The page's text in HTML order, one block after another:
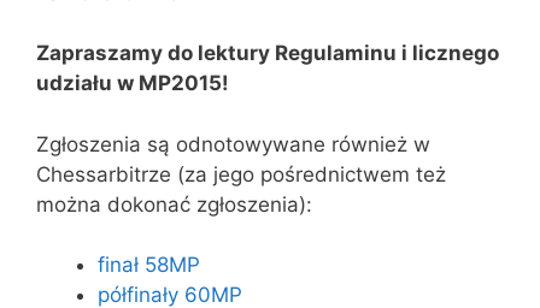
Zapraszamy do lektury Regulaminu i licznego
udziału w MP2015!
Zgłoszenia są odnotowywane również w
Chessarbitrze (za jego pośrednictwem też
można dokonać zgłoszenia):
finał 58MP
półfinały 60MP